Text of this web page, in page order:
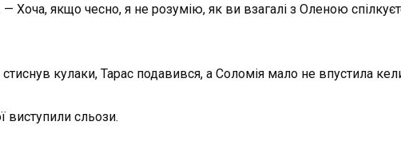
Хоча, якщо чесно, я не розумію, як ви взагалі з Оленою
кулаки, Тарас подавився, а Соломія мало не впустила
виступили сльози.